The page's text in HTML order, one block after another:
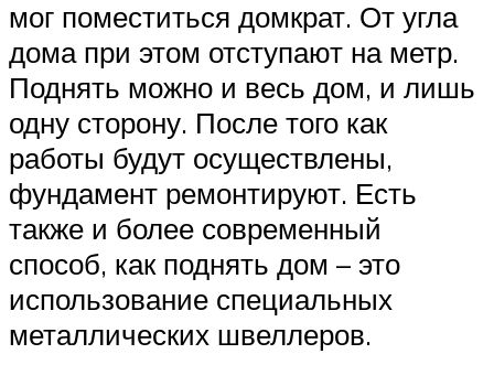
мог поместиться домкрат. От угла
дома при этом отступают на метр.
Поднять можно и весь дом, и лишь
одну сторону. После того как
работы будут осуществлены,
фундамент ремонтируют. Есть
также и более современный
способ, как поднять дом – это
использование специальных
металлических швеллеров.